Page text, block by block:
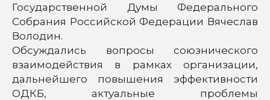
Государственной Думы Федерального
Собрания Российской Федерации Вячеслав
Володин.
Обсуждались вопросы союзнического
взаимодействия в рамках организации,
дальнейшего повышения эффективности
ОДКБ, актуальные проблемы